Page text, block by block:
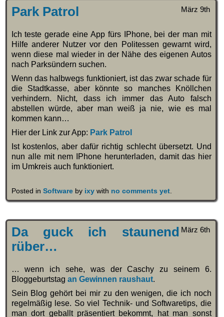
März 9th
Park Patrol
Ich teste gerade eine App fürs IPhone, bei der man mit
Hilfe anderer Nutzer vor den Politessen gewarnt wird,
wenn diese mal wieder in der Nähe des eigenen Autos
nach Parksündern suchen.
Wenn das halbwegs funktioniert, ist das zwar schade für
die Stadtkasse, aber könnte so manches Knöllchen
verhindern. Nicht, dass ich immer das Auto falsch
abstellen würde, aber man weiß ja nie, wie es mal
kommen kann…
Hier der Link zur App: Park Patrol
Ist kostenlos, aber dafür richtig schlecht übersetzt. Und
nun alle mit nem IPhone herunterladen, damit das hier
im Umkreis auch funktioniert.
Posted in Softwareby ixywith no comments yet.
März 6th
Da guck ich staunend
rüber…
… wenn ich sehe, was der Caschy zu seinem 6.
Bloggeburtstag an Gewinnen raushaut.
Sein Blog gehört bei mir zu den wenigen, die ich noch
regelmäßig lese. So viel Technik- und Softwaretips, die
man dort geballt präsentiert bekommt, hat man sonst